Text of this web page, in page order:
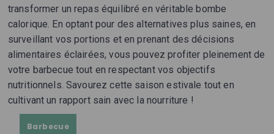
transformer un repas équilibré en véritable bombe
calorique. En optant pour des alternatives plus saines, en
surveillant vos portions et en prenant des décisions
alimentaires éclairées, vous pouvez profiter pleinement de
votre barbecue tout en respectant vos objectifs
nutritionnels. Savourez cette saison estivale tout en
cultivant un rapport sain avec la nourriture !
Barbecue